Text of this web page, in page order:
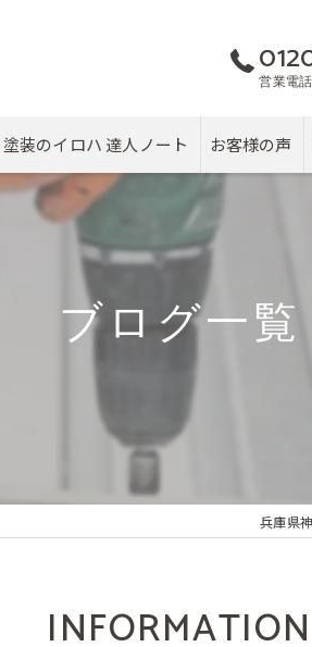
営業電
塗装のイロハ 達人ノート お客様の声
ブログ一覧
兵庫県
INFORMATION